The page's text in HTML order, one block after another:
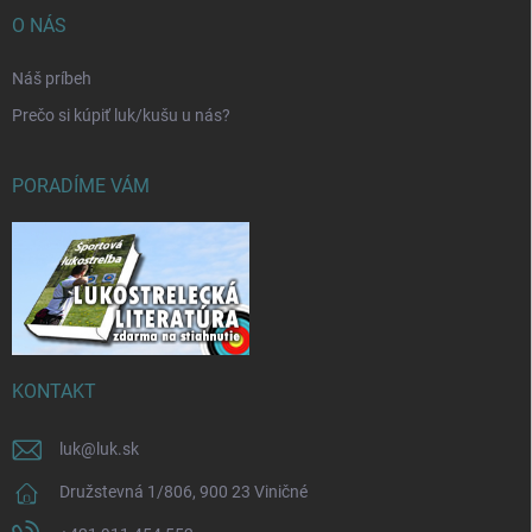
O NÁS
Náš príbeh
Prečo si kúpiť luk/kušu u nás?
PORADÍME VÁM
KONTAKT
luk@ luk.sk
Družstevná 1/806, 900 23 Viničné